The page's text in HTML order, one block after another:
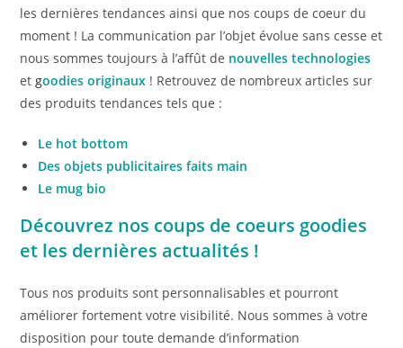
les dernières tendances ainsi que nos coups de coeur du
moment ! La communication par l’objet évolue sans cesse et
nous sommes toujours à l’affût de nouvelles technologies
etgoodies originaux ! Retrouvez de nombreux articles sur
des produits tendances tels que :
Le hot bottom
Des objets publicitaires faits main
Le mug bio
Découvrez nos coups de coeurs goodies
et les dernières actualités !
Tous nos produits sont personnalisables et pourront
améliorer fortement votre visibilité. Nous sommes à votre
disposition pour toute demande d’information